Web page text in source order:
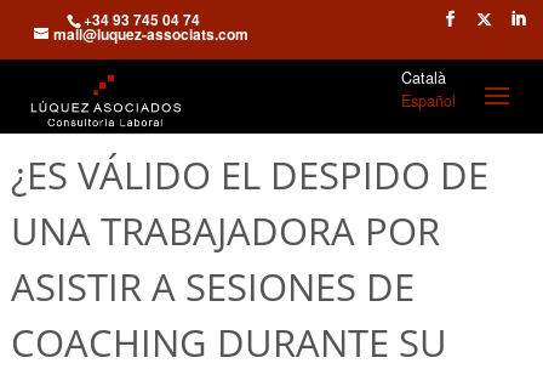
+34 93 745 04 74
mail@luquez-associats.com
Català
Español
¿ES VÁLIDO EL DESPIDO DE
UNA TRABAJADORA POR
ASISTIR A SESIONES DE
COACHING DURANTE SU